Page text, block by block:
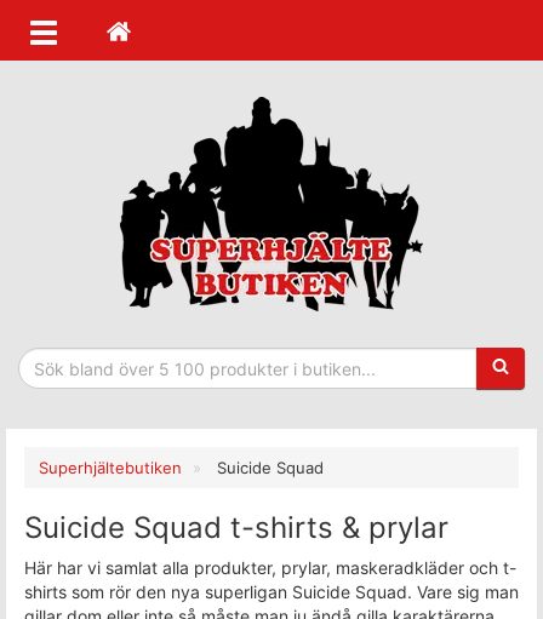
Superhjältebutiken Suicide Squad
Suicide Squad t-shirts & prylar
Här har vi samlat alla produkter, prylar, maskeradkläder och t-
shirts som rör den nya superligan Suicide Squad. Vare sig man